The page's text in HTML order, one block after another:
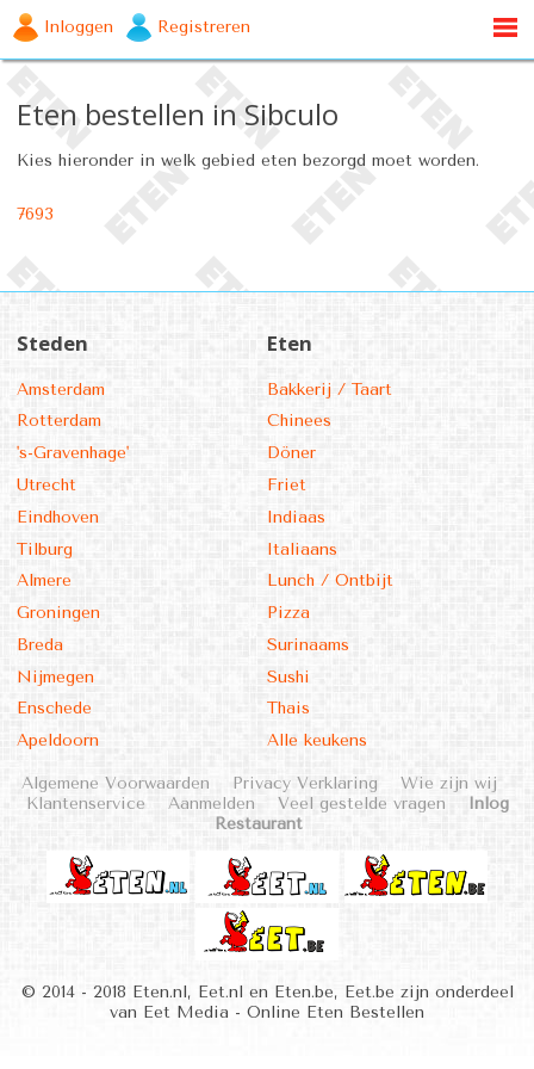
Inloggen Registreren
Eten bestellen in Sibculo
Kies hieronder in welk gebied eten bezorgd moet worden.
7693
Steden
Amsterdam
Rotterdam
's-Gravenhage'
Utrecht
Eindhoven
Tilburg
Almere
Groningen
Breda
Nijmegen
Enschede
Apeldoorn
Eten
Bakkerij / Taart
Chinees
Döner
Friet
Indiaas
Italiaans
Lunch / Ontbijt
Pizza
Surinaams
Sushi
Thais
Alle keukens
Algemene Voorwaarden Privacy Verklaring
Wie zijn wij
Klantenservice
Aanmelden Veel gestelde vragen
Inlog
Restaurant
© 2014 - 2018 Eten.nl, Eet.nl en Eten.be, Eet.be zijn onderdeel
van Eet Media - Online Eten Bestellen